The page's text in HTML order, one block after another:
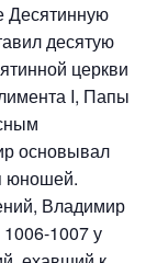
Десятинную
десятую
церкви
I, Папы
основывал
юношей.
Владимир
1007 у